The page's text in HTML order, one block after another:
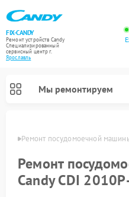
FIX-CANDY
Ремонт устройств Candy
Специализированный
cервисный центр г.
Ярославль
Мы ремонтируем
Ремонт посудомоечной
Ремонт
Candy CDI